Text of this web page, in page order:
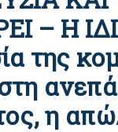
– Η
της
η